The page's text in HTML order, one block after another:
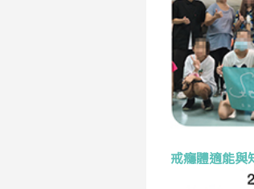
戒癮體適能與